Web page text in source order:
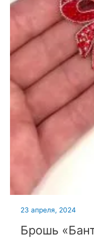
23 апреля, 2024
Брошь